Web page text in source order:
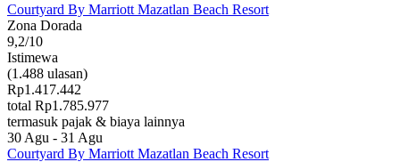
Courtyard By Marriott Mazatlan Beach Resort
Zona Dorada
9,2/10
Istimewa
(1.488 ulasan)
Rp1.417.442
total Rp1.785.977
termasuk pajak & biaya lainnya
30 Agu - 31 Agu
Courtyard By Marriott Mazatlan Beach Resort